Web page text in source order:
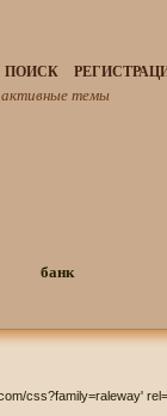
ПОИСК
активные темы
банк
css?family=raleway'